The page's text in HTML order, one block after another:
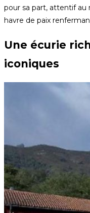
pour sa part, attentif au
havre de paix
Une écurie
iconiques